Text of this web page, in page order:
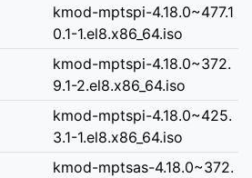
kmod-mptspi-4.18.0~477.1
0.1-1.el8.x86_64.iso
kmod-mptspi-4.18.0~372.
9.1-2.el8.x86_64.iso
kmod-mptspi-4.18.0~425.
3.1-1.el8.x86_64.iso
kmod-mptsas-4.18.0~372.